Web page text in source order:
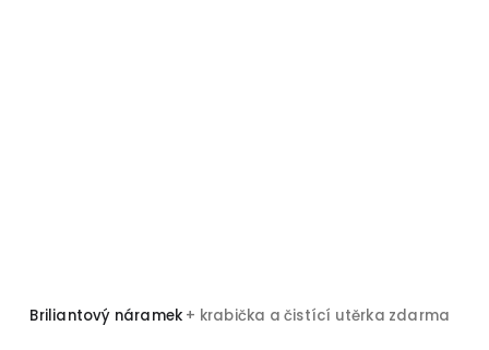
Briliantový náramek + krabička a čistící utěrka zdarma